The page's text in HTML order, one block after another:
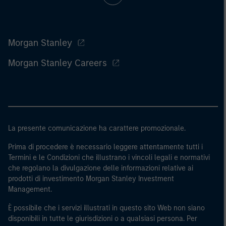
Morgan Stanley
Morgan Stanley Careers
La presente comunicazione ha carattere promozionale.
Prima di procedere è necessario leggere attentamente tutti i
Termini e le Condizioni che illustrano i vincoli legali e normativi
che regolano la divulgazione delle informazioni relative ai
prodotti di investimento Morgan Stanley Investment
Management.
È possibile che i servizi illustrati in questo sito Web non siano
disponibili in tutte le giurisdizioni o a qualsiasi persona. Per